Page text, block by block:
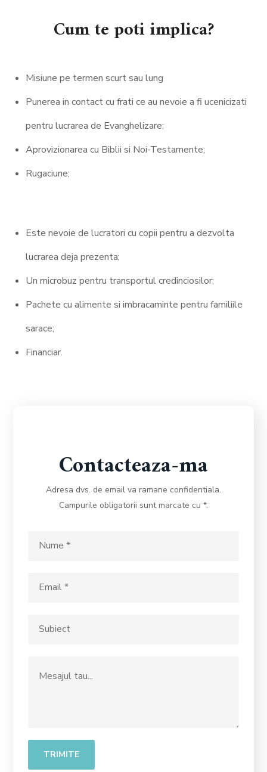
Cum te poti implica?
Misiune pe termen scurt sau lung
Punerea in contact cu frati ce au nevoie a fi ucenicizati
pentru lucrarea de Evanghelizare;
Aprovizionarea cu Biblii si Noi-Testamente;
Rugaciune;
Este nevoie de lucratori cu copii pentru a dezvolta
lucrarea deja prezenta;
Un microbuz pentru transportul credinciosilor;
Pachete cu alimente si imbracaminte pentru familiile
sarace;
Financiar.
Contacteaza-ma
Adresa dvs. de email va ramane confidentiala.
Campurile obligatorii sunt marcate cu *.